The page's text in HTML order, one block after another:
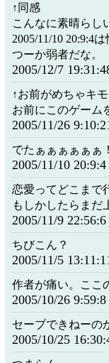
↑同感
こんなに素晴らし
2005/11/10 20:9:4
つーか弱者だな。
2005/12/7
↑お前がめちゃキモ
お前にこのゲーム
2005/11/26
でたぁぁぁぁぁ
2005/11/10 20:9:4
恋愛ってどこまで
もしかしたらまだ
2005/11/9 22:56:6
ちびこん？
2005/11/5
作者が痛い。ここ
2005/10/26 9:59:8
セーブできねーの
2005/10/25